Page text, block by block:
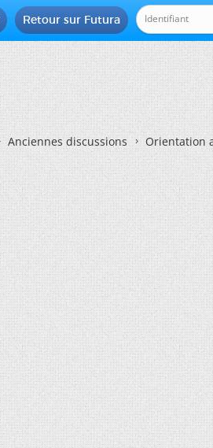
Retour sur Futura
Anciennes discussions
Orientation